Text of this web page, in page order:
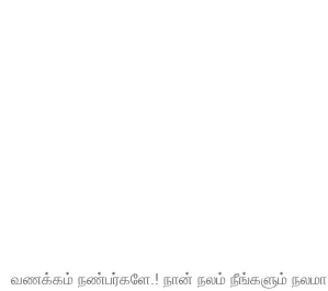
வணக்கம் நண்பர்களே.! நான் நலம் நீங்களும் நலமா